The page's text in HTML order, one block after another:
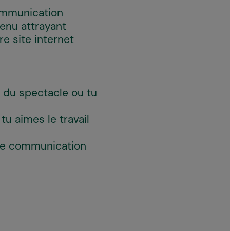
attrayant
site internet
du spectacle ou tu
tu aimes le travail
communication